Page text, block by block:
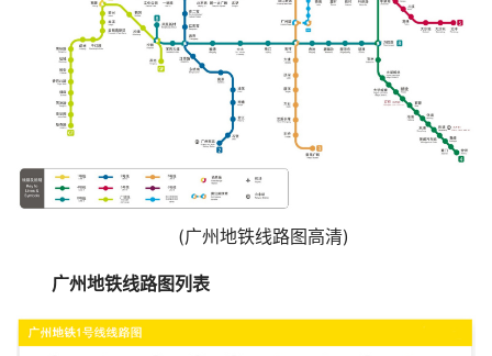
(广州地铁线路图高清)
广州地铁线路图列表